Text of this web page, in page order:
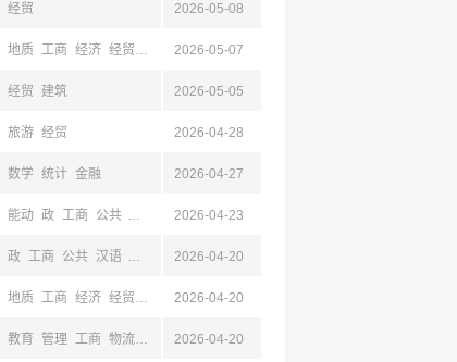
经贸 2026-05-08
地质 工商 经济 经贸 机械 2026-05-07
经贸 建筑 2026-05-05
旅游 经贸 2026-04-28
数学 统计 金融 2026-04-27
能动 政 工商 公共 汉语 新闻 物流 化工
2026-04-23
政 工商 公共 汉语 新闻 能动 物流 化工
2026-04-20
地质 工商 经济 经贸 机械 2026-04-20
教育 管理 工商 物流 经济 法学 建筑
2026-04-20